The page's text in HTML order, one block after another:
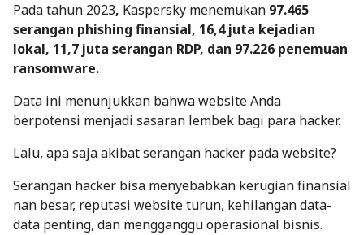
Pada tahun 2023, Kaspersky menemukan 97.465
serangan phishing finansial, 16,4 juta kejadian
lokal, 11,7 juta serangan RDP, dan 97.226 penemuan
ransomware.
Data ini menunjukkan bahwa website Anda
berpotensi menjadi sasaran lembek bagi para hacker.
Lalu, apa saja akibat serangan hacker pada website?
Serangan hacker bisa menyebabkan kerugian finansial
nan besar, reputasi website turun, kehilangan data-
data penting, dan mengganggu operasional bisnis.